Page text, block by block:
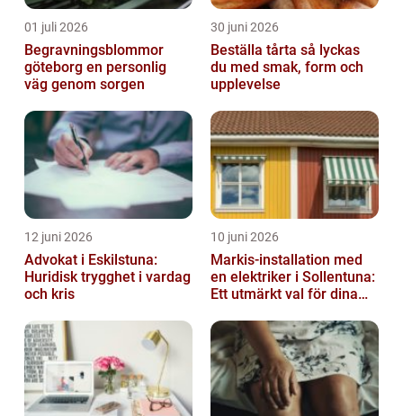
01 juli 2026
Begravningsblommor
göteborg en personlig
väg genom sorgen
30 juni 2026
Beställa tårta så lyckas
du med smak, form och
upplevelse
12 juni 2026
Advokat i Eskilstuna:
Huridisk trygghet i vardag
och kris
10 juni 2026
Markis-installation med
en elektriker i Sollentuna:
Ett utmärkt val för dina